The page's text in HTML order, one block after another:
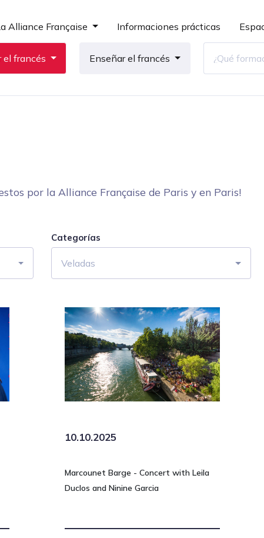
Alliance Française Informaciones prácticas
el francés Enseñar el francés
por la Alliance Française de Paris y en Paris!
Categorías
Veladas
10.10.2025
Marcounet Barge - Concert with Leila
Duclos and Ninine Garcia